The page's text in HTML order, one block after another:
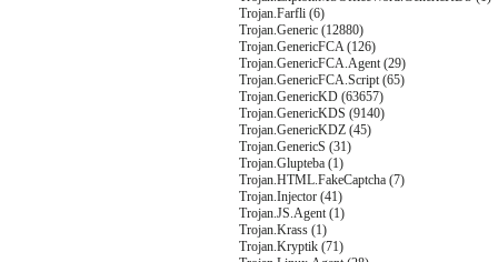
Trojan.Farfli (6)
Trojan.Generic (12880)
Trojan.GenericFCA (126)
Trojan.GenericFCA.Agent (29)
Trojan.GenericFCA.Script (65)
Trojan.GenericKD (63657)
Trojan.GenericKDS (9140)
Trojan.GenericKDZ (45)
Trojan.GenericS (31)
Trojan.Glupteba (1)
Trojan.HTML.FakeCaptcha (7)
Trojan.Injector (41)
Trojan.JS.Agent (1)
Trojan.Krass (1)
Trojan.Kryptik (71)